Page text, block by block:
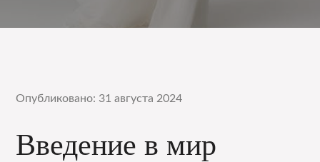
Опубликовано: 31 августа 2024
Введение в мир